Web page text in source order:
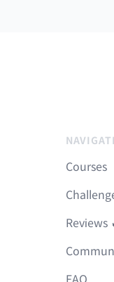
Courses
Reviews